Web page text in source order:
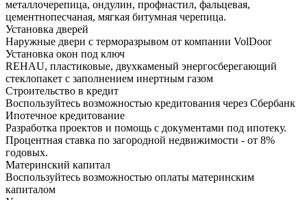
металлочерепица, ондулин, профнастил, фальцевая,
цементнопесчаная, мягкая битумная черепица.
Установка дверей
Наружные двери с терморазрывом от компании VolDoor
Установка окон под ключ
REHAU, пластиковые, двухкаменый энергосберегающий
стеклопакет с заполнением инертным газом
Строительство в кредит
Воспользуйтесь возможностью кредитования через Сбербанк
Ипотечное кредитование
Разработка проектов и помощь с документами под ипотеку.
Процентная ставка по загородной недвижимости - от 8%
годовых.
Материнский капитал
Воспользуйтесь возможностью оплаты материнским
капиталом